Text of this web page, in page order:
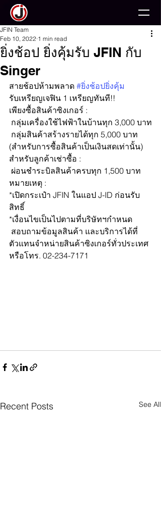
ยิ่งช้อป ยิ่งคุ้มรับ JFIN กับ
Singer
JFIN Team
Feb 10, 2022 1 min read
สายช้อปห้ามพลาด #ยิ่งช้อปยิ่งคุ้ม
รับเหรียญเจฟิน 1 เหรียญทันที!!
เพียงซื้อสินค้าซิงเกอร์ :
กลุ่มเครื่องใช้ไฟฟ้าในบ้านทุก 3,000 บาท
กลุ่มสินค้าสร้างรายได้ทุก 5,000 บาท
(สำหรับการซื้อสินค้าเป็นเงินสดเท่านั้น)
สำหรับลูกค้าเช่าซื้อ :
ผ่อนชำระบิลสินค้าครบทุก 1,500 บาท
หมายเหตุ :
*เปิดกระเป๋า JFIN ในแอป J-ID ก่อนรับ
สิทธิ์
*เงื่อนไขเป็นไปตามที่บริษัทฯกำหนด
ตัวแทนจำหน่ายสินค้าซิงเกอร์ทั่วประเทศ
หรือโทร. 02-234-7171
Recent Posts See All